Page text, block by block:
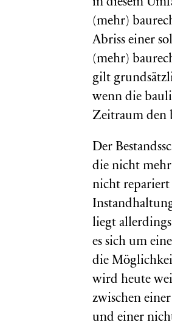
in diesem
(mehr)
Abriss einer
(mehr)
gilt
wenn die
Zeitraum den
Der
die nicht mehr
nicht repariert
liegt
es sich um
die
wird heute
zwischen
und einer